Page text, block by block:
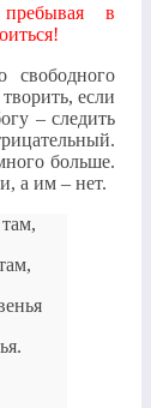
в
свободного
если
– следить
больше.
а им – нет.